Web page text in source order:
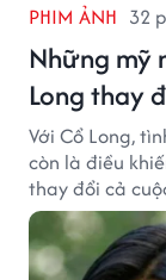
PHIM ẢNH 32
Những mỹ
Long thay
Với Cổ Long,
còn là điều
thay đổi cả